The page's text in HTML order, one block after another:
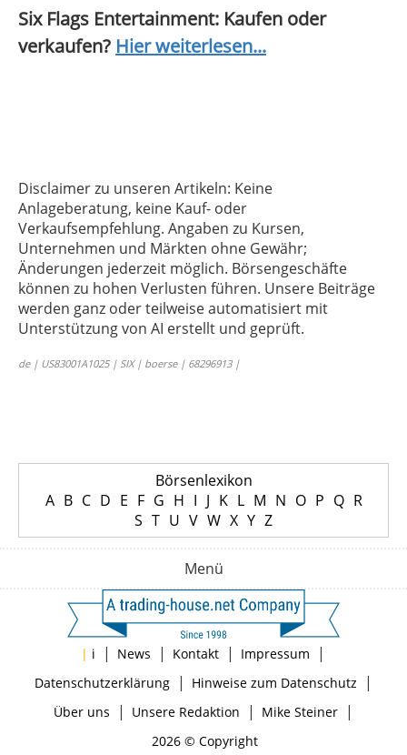
Six Flags Entertainment: Kaufen oder
verkaufen? Hier weiterlesen...
Disclaimer zu unseren Artikeln: Keine
Anlageberatung, keine Kauf- oder
Verkaufsempfehlung. Angaben zu Kursen,
Unternehmen und Märkten ohne Gewähr;
Änderungen jederzeit möglich. Börsengeschäfte
können zu hohen Verlusten führen. Unsere Beiträge
werden ganz oder teilweise automatisiert mit
Unterstützung von AI erstellt und geprüft.
de | US83001A1025 | SIX | boerse | 68296913 |
Börsenlexikon
A B C D E F G H I J K L M N O P Q R
S T U V W X Y Z
Menü
| i | News | Kontakt | Impressum |
Datenschutzerklärung| Hinweise zum Datenschutz |
Über uns | Unsere Redaktion | Mike Steiner|
2026 © Copyright